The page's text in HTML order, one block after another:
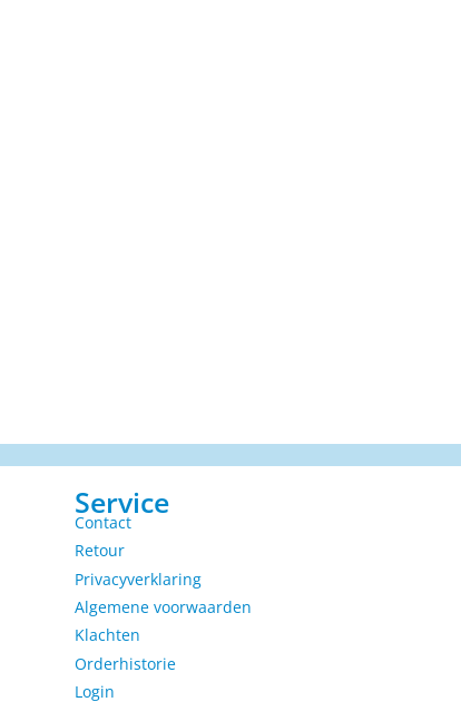
Service
Contact
Retour
Privacyverklaring
Algemene voorwaarden
Klachten
Orderhistorie
Login